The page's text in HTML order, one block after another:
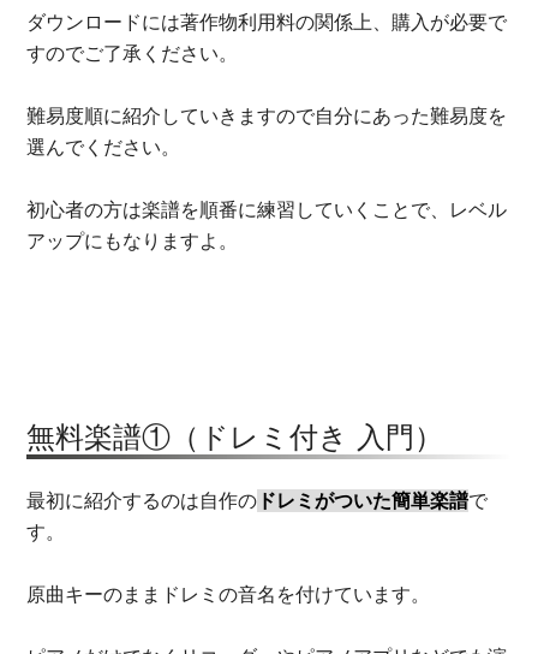
ダウンロードには著作物利用料の関係上、購入が必要で
すのでご了承ください。
難易度順に紹介していきますので自分にあった難易度を
選んでください。
初心者の方は楽譜を順番に練習していくことで、レベル
アップにもなりますよ。
無料楽譜①（ドレミ付き 入門）
最初に紹介するのは自作の ドレミがついた簡単楽譜で
す。
原曲キーのままドレミの音名を付けています。